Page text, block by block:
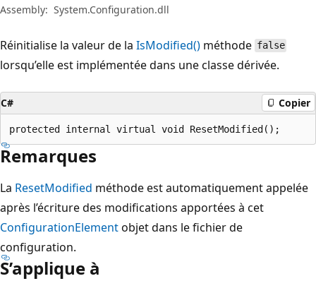
Assembly: System.Configuration.dll
Réinitialise la valeur de la IsModified() méthode false
lorsqu’elle est implémentée dans une classe dérivée.
C# Copier
protected internal virtual void ResetModified();
Remarques
La ResetModified méthode est automatiquement appelée
après l’écriture des modifications apportées à cet
ConfigurationElementobjet dans le fichier de
configuration.
S’applique à